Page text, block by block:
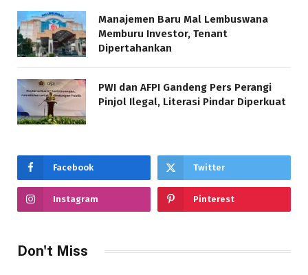
Manajemen Baru Mal Lembuswana
Memburu Investor, Tenant
Dipertahankan
PWI dan AFPI Gandeng Pers Perangi
Pinjol Ilegal, Literasi Pindar Diperkuat
Facebook Twitter
Instagram Pinterest
Don't Miss